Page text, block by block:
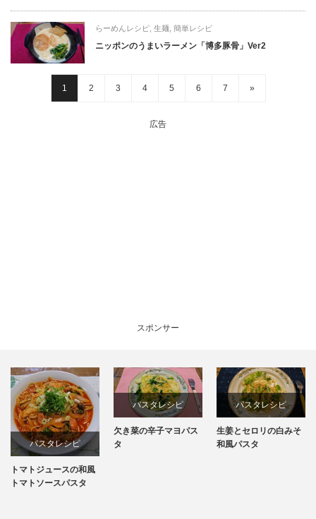
らーめんレシピ, 生麺, 簡単レシピ
ニッポンのうまいラーメン「博多豚骨」Ver2
1 2 3 4 5 6 7 »
広告
スポンサー
パスタレシピ
トマトジュースの和風
トマトソースパスタ
パスタレシピ
欠き菜の辛子マヨパス
タ
パスタレシピ
生姜とセロリの白みそ
和風パスタ